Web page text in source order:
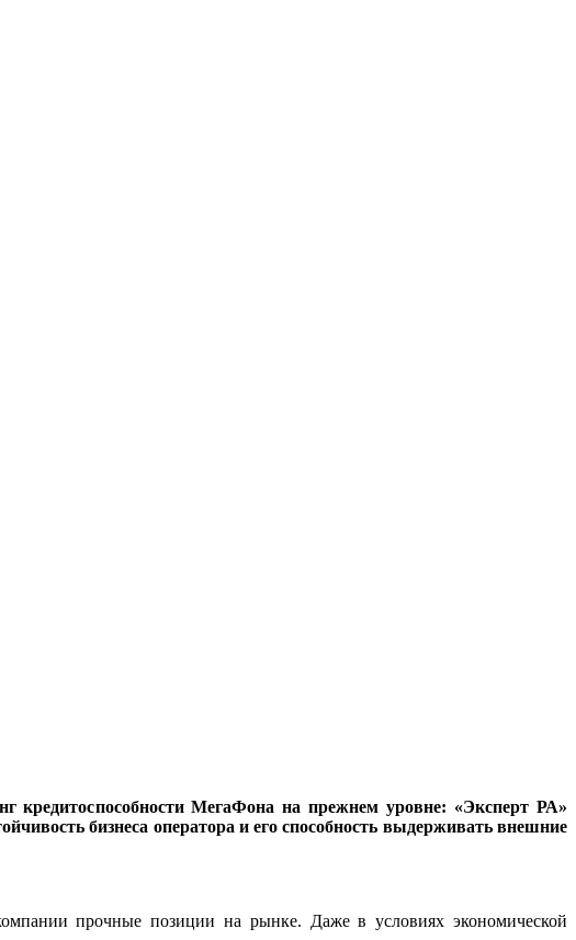
кредитоспособности МегаФона на прежнем уровне: «Эксперт РА»
бизнеса оператора и его способность выдерживать внешние
прочные позиции на рынке. Даже в условиях экономической